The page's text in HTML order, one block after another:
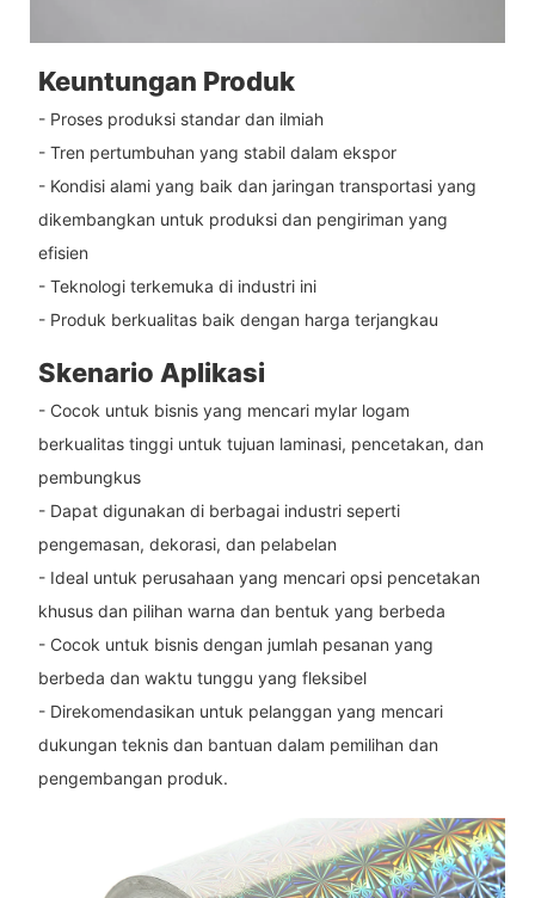
Keuntungan Produk
- Proses produksi standar dan ilmiah
- Tren pertumbuhan yang stabil dalam ekspor
- Kondisi alami yang baik dan jaringan transportasi yang
dikembangkan untuk produksi dan pengiriman yang
efisien
- Teknologi terkemuka di industri ini
- Produk berkualitas baik dengan harga terjangkau
Skenario Aplikasi
- Cocok untuk bisnis yang mencari mylar logam
berkualitas tinggi untuk tujuan laminasi, pencetakan, dan
pembungkus
- Dapat digunakan di berbagai industri seperti
pengemasan, dekorasi, dan pelabelan
- Ideal untuk perusahaan yang mencari opsi pencetakan
khusus dan pilihan warna dan bentuk yang berbeda
- Cocok untuk bisnis dengan jumlah pesanan yang
berbeda dan waktu tunggu yang fleksibel
- Direkomendasikan untuk pelanggan yang mencari
dukungan teknis dan bantuan dalam pemilihan dan
pengembangan produk.